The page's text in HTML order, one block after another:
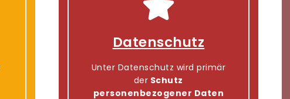
Datenschutz
Unter Datenschutz wird primär
der Schutz
personenbezogener Daten